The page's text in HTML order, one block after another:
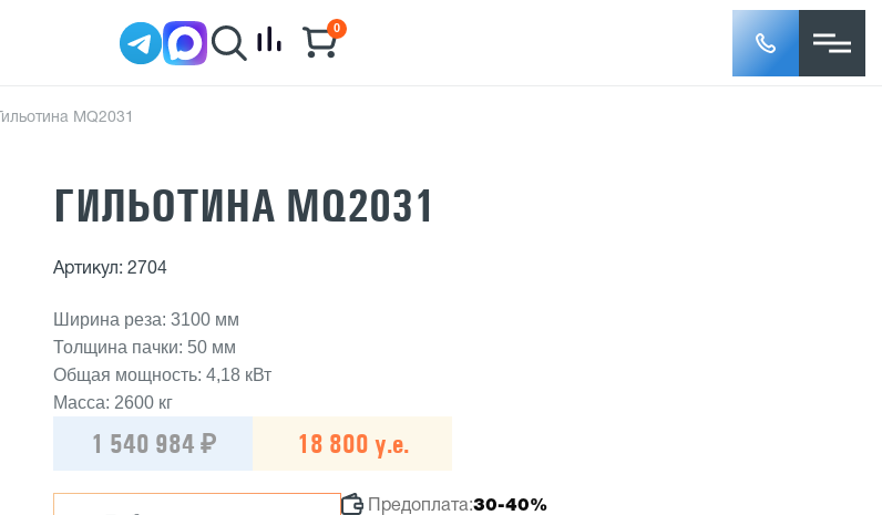
0
Гильотина MQ2031
ГИЛЬОТИНА MQ2031
Артикул: 2704
Ширина реза: 3100 мм
Толщина пачки: 50 мм
Общая мощность: 4,18 кВт
Масса: 2600 кг
1 540 984 ₽ 18 800 у.е.
Предоплата:30-40%